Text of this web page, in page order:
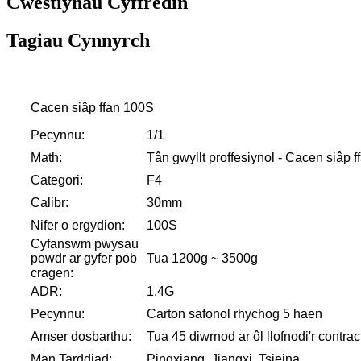
Tagiau Cynnyrch
Cacen siâp ffan 100S
Pecynnu:
1/1
Math:
Tân gwyllt proffesiynol - Cacen siâp
Categori:
F4
Calibr:
30mm
Nifer o ergydion:
100S
Cyfanswm pwysau
powdr ar gyfer pob
cragen:
Tua 1200g ~ 3500g
ADR:
1.4G
Pecynnu:
Carton safonol rhychog 5 haen
Amser dosbarthu:
Tua 45 diwrnod ar ôl llofnodi'r